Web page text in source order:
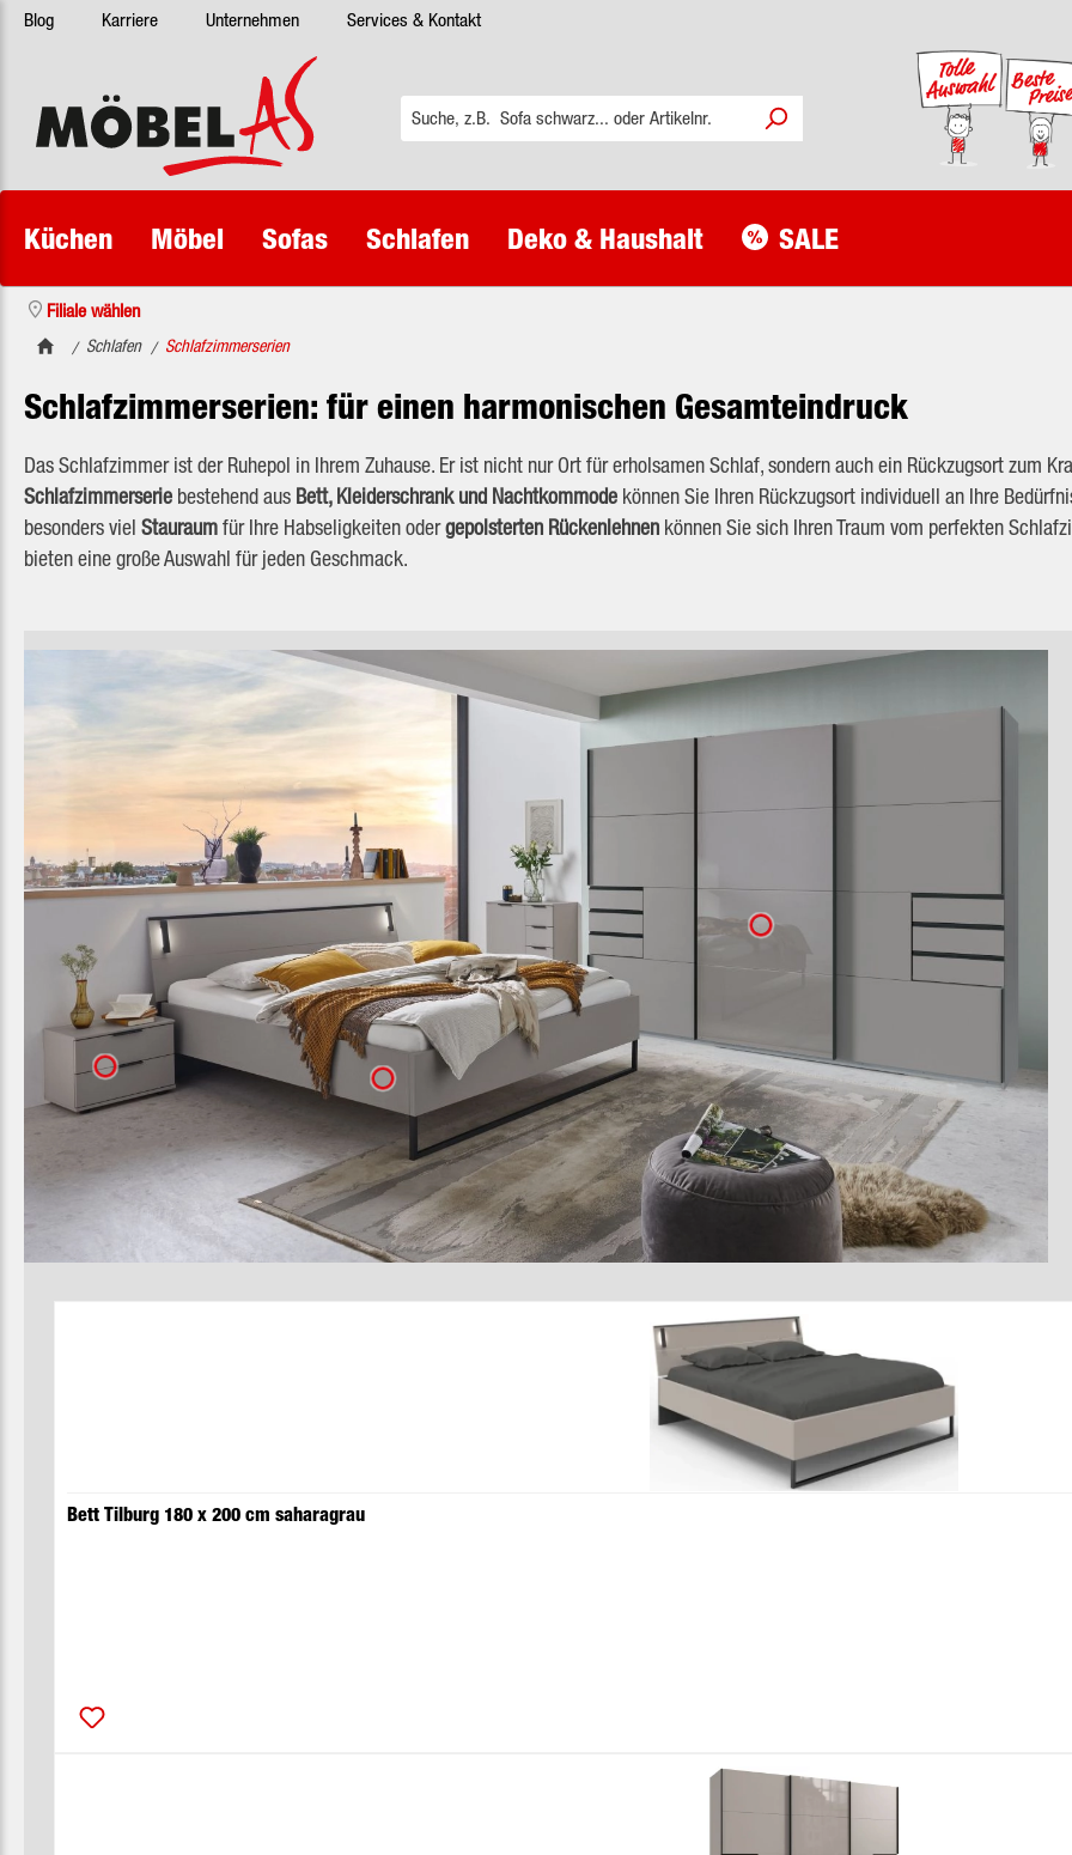
Hauptinhalt springen
Zur Suche springen
Zur Hauptnavigation springen
Blog Karriere Unternehmen Services & Kontakt
Küchen Möbel Sofas Schlafen Deko & Haushalt SALE
Filiale wählen
/ Schlafen / Schlafzimmerserien
Schlafzimmerserien: für einen harmonischen Gesamteindruck
Das Schlafzimmer ist der Ruhepol in Ihrem Zuhause. Er ist nicht nur Ort für erholsamen Schlaf, sondern auch ein Rückzugsort zum
Schlafzimmerserie bestehend aus Bett, Kleiderschrank und Nachtkommode können Sie Ihren Rückzugsort individuell an Ihre
besonders viel Stauraumfür Ihre Habseligkeiten odergepolsterten Rückenlehnen können Sie sich Ihren Traum vom perfekten
bieten eine große Auswahl für jeden Geschmack.
Bett Tilburg 180 x 200 cm saharagrau